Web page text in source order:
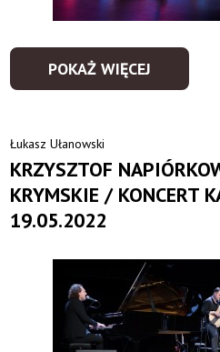
POKAŻ WIĘCEJ
Łukasz Ułanowski
KRZYSZTOF
KRYMSKIE / KONCERT
19.05.2022